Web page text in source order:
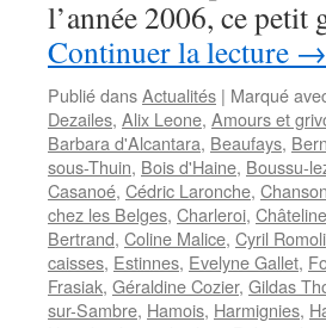
l’année 2006, ce
Continuer la lecture →
Publié dansActualités | Marqué
Dezailes, Alix Leone, Amours et
Barbara d'Alcantara, Beaufays,
sous-Thuin, Bois d'Haine, Boussu-
Casanoé, Cédric Laronche,
chez les Belges, Charleroi,
Bertrand, Coline Malice, Cyril Romoli
caisses, Estinnes, Evelyne Gallet,
Frasiak, Géraldine Cozier, Gildas
sur-Sambre, Hamois, Harmignies,